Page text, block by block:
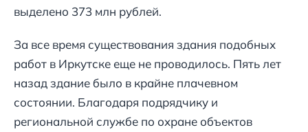
выделено 373 млн рублей.
За все время существования здания подобных
работ в Иркутске еще не проводилось. Пять лет
назад здание было в крайне плачевном
состоянии. Благодаря подрядчику и
региональной службе по охране объектов